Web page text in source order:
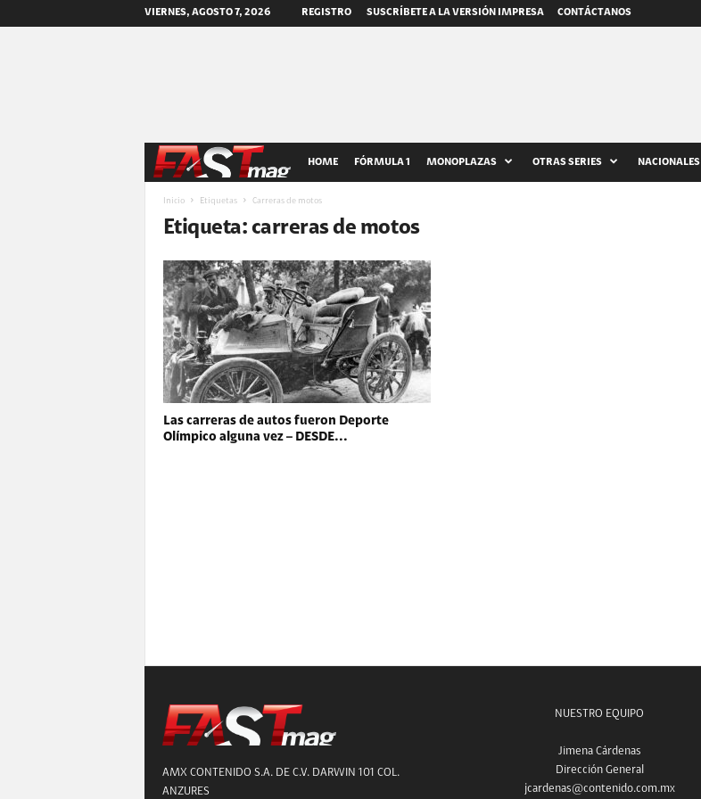
VIERNES, AGOSTO 7, 2026 REGISTRO SUSCRÍBETE A LA VERSIÓN IMPRESA CONTÁCTANOS
A
T
m
a
g
HOME FÓRMULA 1 MONOPLAZAS OTRAS SERIES NACIONALES
Inicio Etiquetas Carreras de motos
Etiqueta: carreras de motos
Las carreras de autos fueron Deporte
Olímpico alguna vez – DESDE...
AMX CONTENIDO S.A. DE C.V. DARWIN 101 COL.
ANZURES
NUESTRO EQUIPO
Jimena Cárdenas
Dirección General
jcardenas@contenido.com.mx